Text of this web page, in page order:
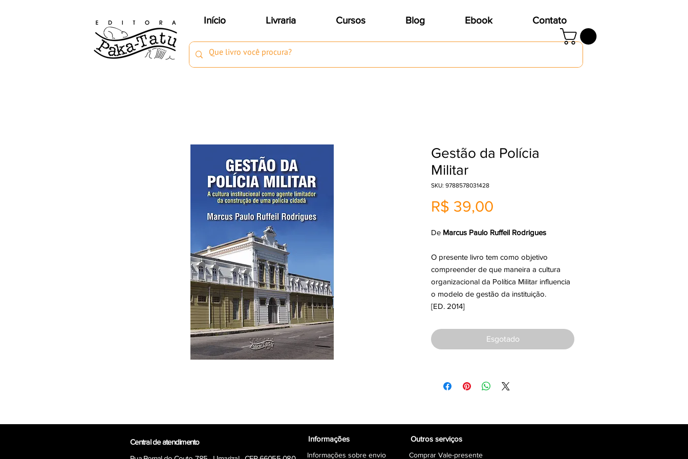
Início Livraria Cursos Blog Ebook Contato
Gestão da Polícia
Militar
SKU: 9788578031428
R$ 39,00
De Marcus Paulo Ruffeil Rodrigues
O presente livro tem como objetivo
compreender de que maneira a cultura
organizacional da Política Militar influencia
o modelo de gestão da instituição.
[ED. 2014]
Esgotado
Central de atendimento
Informações
Informações sobre envio
Outros serviços
Comprar Vale-presente